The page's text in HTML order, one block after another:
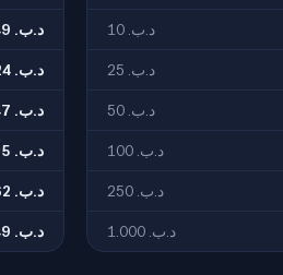
4,3449 .د.ب
10,8624 .د.ب
21,7247 .د.ب
43,4495 .د.ب
108,62 .د.ب
434,49 .د.ب
10 .د.ب
25 .د.ب
50 .د.ب
100 .د.ب
250 .د.ب
1.000 .د.ب